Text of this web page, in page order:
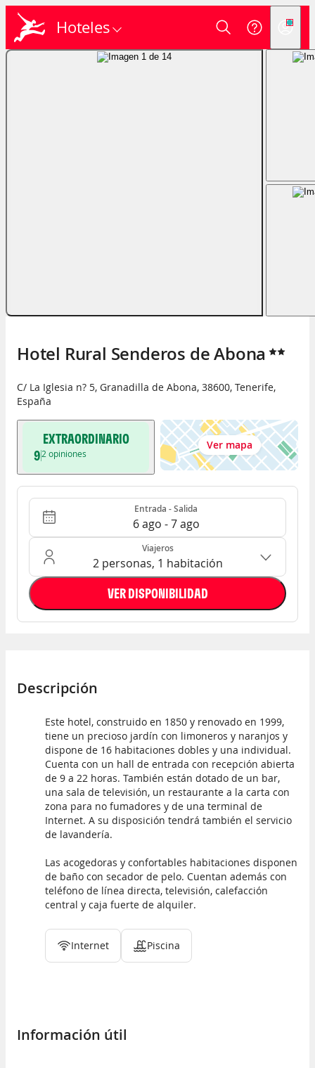
Hoteles
Hotel Rural Senderos de Abona
C/ La Iglesia n? 5, Granadilla de Abona, 38600, Tenerife,
España
EXTRAORDINARIO
92 opiniones
Ver mapa
Entrada - Salida Entrada - Salida
6 ago - 7 ago
Ocupación: 2 personas, 1 habitación
Viajeros
2 personas, 1 habitación
VER DISPONIBILIDAD
Descripción
Este hotel, construido en 1850 y renovado en 1999,
tiene un precioso jardín con limoneros y naranjos y
dispone de 16 habitaciones dobles y una individual.
Cuenta con un hall de entrada con recepción abierta
de 9 a 22 horas. También están dotado de un bar,
una sala de televisión, un restaurante a la carta con
zona para no fumadores y de una terminal de
Internet. A su disposición tendrá también el servicio
de lavandería.
Las acogedoras y confortables habitaciones disponen
de baño con secador de pelo. Cuentan además con
teléfono de línea directa, televisión, calefacción
central y caja fuerte de alquiler.
Internet Piscina
Información útil